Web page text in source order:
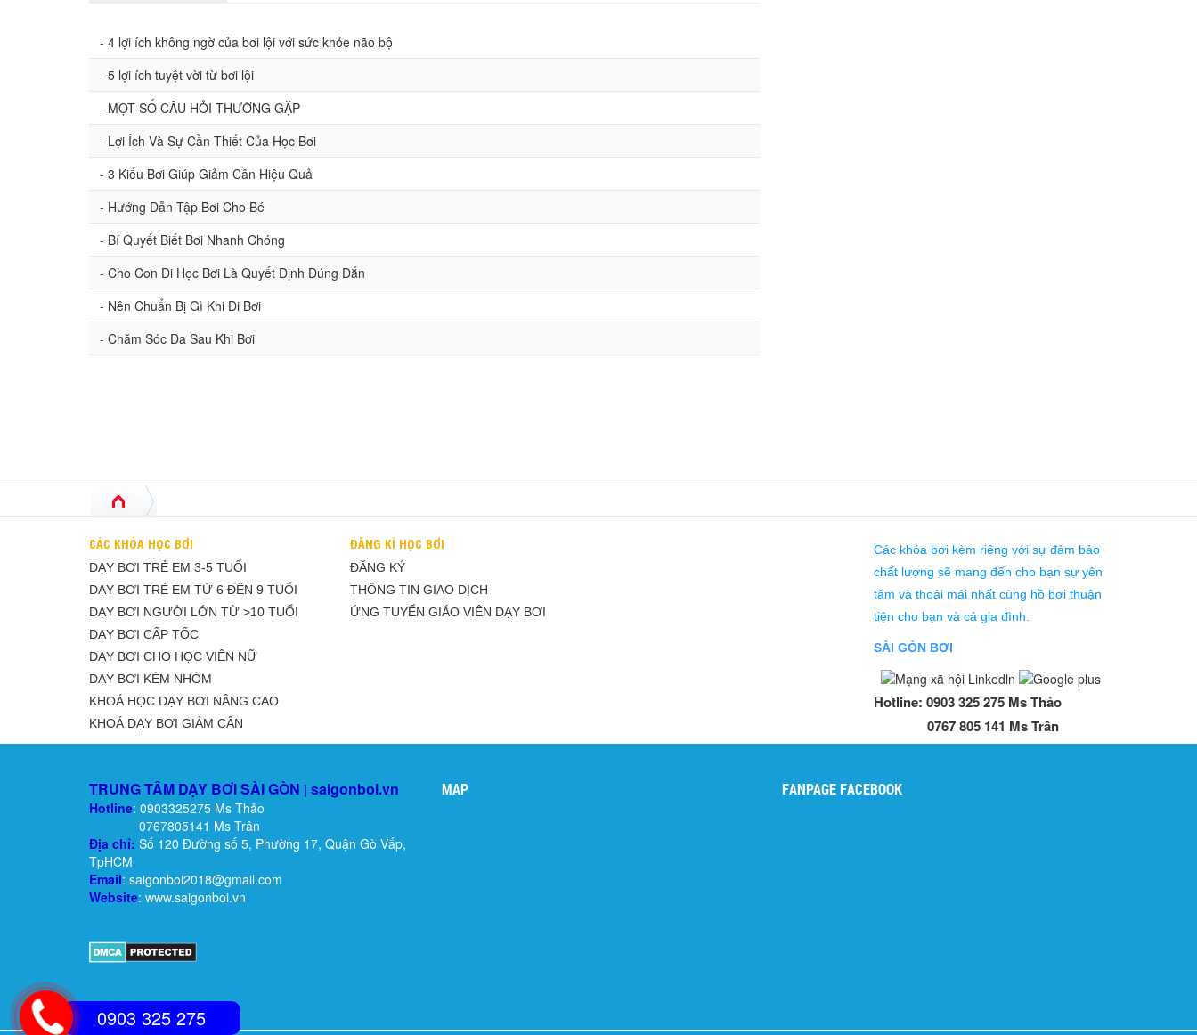
- 4 lợi ích không ngờ của bơi lội với sức khỏe não bộ
- 5 lợi ích tuyệt vời từ bơi lội
- MỘT SỐ CÂU HỎI THƯỜNG GẶP
- Lợi Ích Và Sự Cần Thiết Của Học Bơi
- 3 Kiểu Bơi Giúp Giảm Cân Hiệu Quả
- Hướng Dẫn Tập Bơi Cho Bé
- Bí Quyết Biết Bơi Nhanh Chóng
- Cho Con Đi Học Bơi Là Quyết Định Đúng Đắn
- Nên Chuẩn Bị Gì Khi Đi Bơi
- Chăm Sóc Da Sau Khi Bơi
CÁC KHÓA HỌC BƠI
DẠY BƠI TRẺ EM 3-5 TUỔI
DẠY BƠI TRẺ EM TỪ 6 ĐẾN 9 TUỔI
DẠY BƠI NGƯỜI LỚN TỪ >10 TUỔI
DẠY BƠI CẤP TỐC
DẠY BƠI CHO HỌC VIÊN NỮ
DẠY BƠI KÈM NHÓM
KHOÁ HỌC DẠY BƠI NÂNG CAO
KHOÁ DẠY BƠI GIẢM CÂN
ĐĂNG KÍ HỌC BƠI
ĐĂNG KÝ
THÔNG TIN GIAO DỊCH
ỨNG TUYỂN GIÁO VIÊN DẠY BƠI
Các khóa bơi kèm riêng với sự đảm bảo
chất lượng sẽ mang đến cho bạn sự yên
tâm và thoải mái nhất cùng hồ bơi thuận
tiện cho bạn và cả gia đình.
SÀI GÒN BƠI
Hotline: 0903 325 275 Ms Thảo
0767 805 141 Ms Trân
TRUNG TÂM DẠY BƠI SÀI GÒN | saigonboi.vn
Hotline: 0903325275 Ms Thảo
0767805141 Ms Trân
Địa chỉ: Số 120 Đường số 5, Phường 17, Quận Gò Vấp,
TpHCM
Email: saigonboi2018@gmail.com
Website: www.saigonboi.vn
MAP FANPAGE FACEBOOK
0903 325 275